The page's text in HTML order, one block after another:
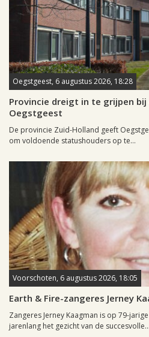
Oegstgeest, 6 augustus 2026, 18:28
Provincie dreigt in te grijpen
Oegstgeest
De provincie Zuid-Holland geeft
om voldoende statushouders op te...
Voorschoten, 6 augustus 2026, 18:05
Earth & Fire-zangeres Jerney
Zangeres Jerney Kaagman is op 79-
jarenlang het gezicht van de succesvolle...